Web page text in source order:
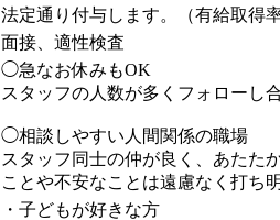
法定通り付与します。（有給取得率
面接、適性検査
◯急なお休みもOK
スタッフの人数が多くフォローし
◯相談しやすい人間関係の職場
スタッフ同士の仲が良く、あたた
ことや不安なことは遠慮なく打ち
・子どもが好きな方